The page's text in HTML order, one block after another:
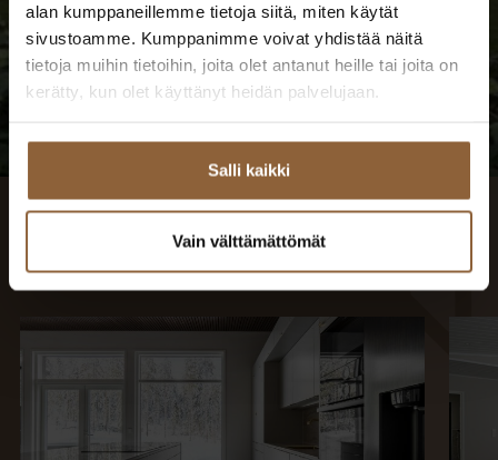
alan kumppaneillemme tietoja siitä, miten käytät
sivustoamme. Kumppanimme voivat yhdistää näitä
tietoja muihin tietoihin, joita olet antanut heille tai joita on
kerätty, kun olet käyttänyt heidän palvelujaan.
Salli kaikki
Vain välttämättömät
KOTEIHIN